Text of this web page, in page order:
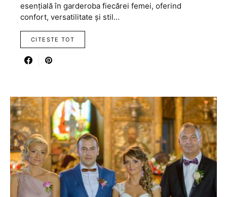
esențială în garderoba fiecărei femei, oferind
confort, versatilitate și stil…
CITESTE TOT